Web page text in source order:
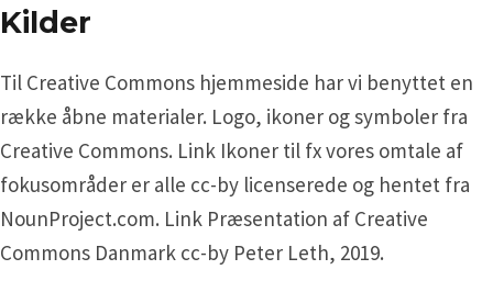
Kilder
Til Creative Commons hjemmeside har vi benyttet en
række åbne materialer. Logo, ikoner og symboler fra
Creative Commons. Link Ikoner til fx vores omtale af
fokusområder er alle cc-by licenserede og hentet fra
NounProject.com. Link Præsentation af Creative
Commons Danmark cc-by Peter Leth, 2019.